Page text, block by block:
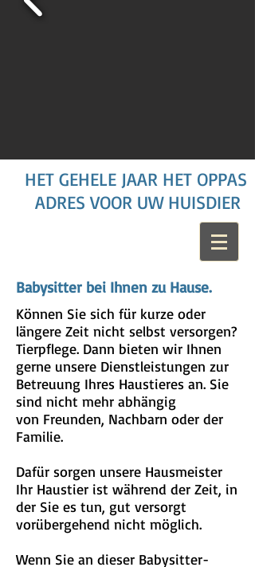
HET GEHELE JAAR HET OPPAS
ADRES VOOR UW HUISDIER
Babysitter bei Ihnen zu Hause.
Können Sie sich für kurze oder
längere Zeit nicht selbst versorgen?
Tierpflege. Dann bieten wir Ihnen
gerne unsere Dienstleistungen zur
Betreuung Ihres Haustieres an. Sie
sind nicht mehr abhängig
von Freunden, Nachbarn oder der
Familie.
Dafür sorgen unsere Hausmeister
Ihr Haustier ist während der Zeit, in
der Sie es tun, gut versorgt
vorübergehend nicht möglich.
Wenn Sie an dieser Babysitter-